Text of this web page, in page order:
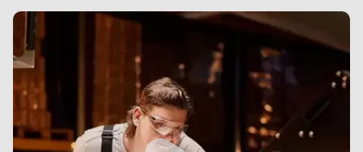
Organizácia kabeláže
Stojany na monitor - Riser
Skrinky so zásuvkami a zásuvky
Akustické paravány